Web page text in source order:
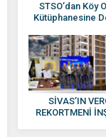
STSO’dan Köy
Kütüphanesine
SİVAS’IN
REKORTMENİ